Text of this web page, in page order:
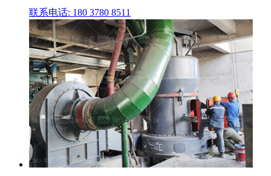
联系电话: 180 3780 8511